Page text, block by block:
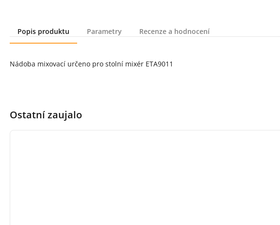
Popis produktu
Parametry Recenze a hodnocení
Nádoba mixovací určeno pro stolní mixér ETA9011
Ostatní zaujalo